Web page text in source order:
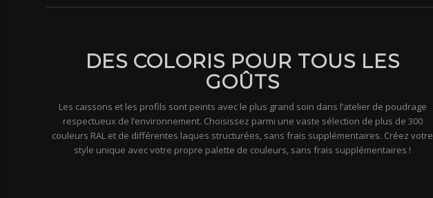
DES COLORIS POUR TOUS LES
GOÛTS
Les caissons et les profils sont peints avec le plus grand soin dans l’atelier de poudrage
respectueux de l’environnement. Choisissez parmi une vaste sélection de plus de 300
couleurs RAL et de différentes laques structurées, sans frais supplémentaires. Créez votre
style unique avec votre propre palette de couleurs, sans frais supplémentaires !